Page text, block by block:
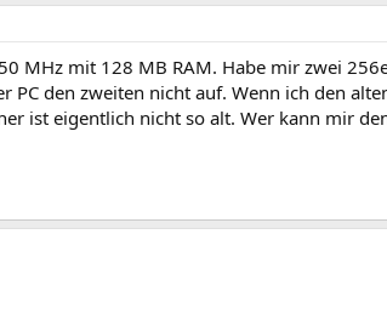
MHz mit 128 MB RAM. Habe mir zwei
PC den zweiten nicht auf. Wenn ich den
ist eigentlich nicht so alt. Wer kann mir